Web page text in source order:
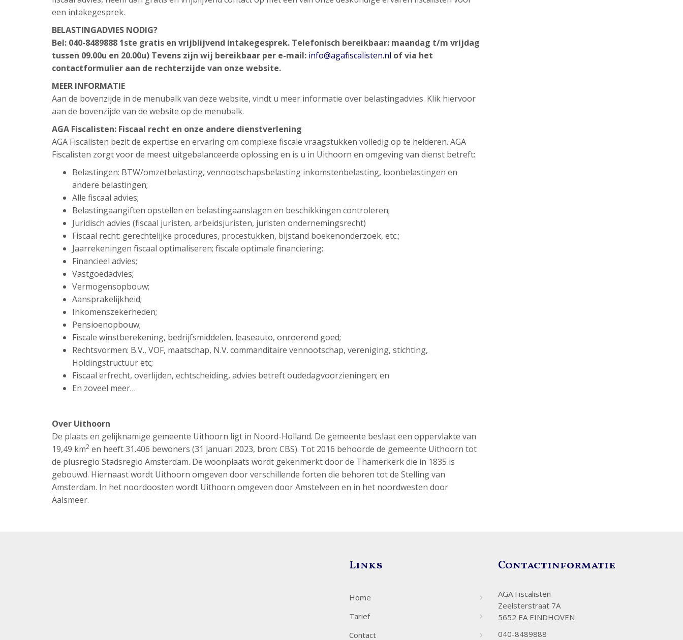
een intakegesprek.
BELASTINGADVIES NODIG?
Bel: 040-8489888 1ste gratis en vrijblijvend intakegesprek. Telefonisch bereikbaar: maandag t/m vrijdag
tussen 09.00u en 20.00u) Tevens zijn wij bereikbaar per e-mail: info@agafiscalisten.nl of via het
contactformulier aan de rechterzijde van onze website.
MEER INFORMATIE
Aan de bovenzijde in de menubalk van deze website, vindt u meer informatie over belastingadvies. Klik hiervoor
aan de bovenzijde van de website op de menubalk.
AGA Fiscalisten: Fiscaal recht en onze andere dienstverlening
AGA Fiscalisten bezit de expertise en ervaring om complexe fiscale vraagstukken volledig op te helderen. AGA
Fiscalisten zorgt voor de meest uitgebalanceerde oplossing en is u in Uithoorn en omgeving van dienst betreft:
Belastingen: BTW/omzetbelasting, vennootschapsbelasting inkomstenbelasting, loonbelastingen en
andere belastingen;
Alle fiscaal advies;
Belastingaangiften opstellen en belastingaanslagen en beschikkingen controleren;
Juridisch advies (fiscaal juristen, arbeidsjuristen, juristen ondernemingsrecht)
Fiscaal recht: gerechtelijke procedures, procestukken, bijstand boekenonderzoek, etc.;
Jaarrekeningen fiscaal optimaliseren; fiscale optimale financiering;
Financieel advies;
Vastgoedadvies;
Vermogensopbouw;
Aansprakelijkheid;
Inkomenszekerheden;
Pensioenopbouw;
Fiscale winstberekening, bedrijfsmiddelen, leaseauto, onroerend goed;
Rechtsvormen: B.V., VOF, maatschap, N.V. commanditaire vennootschap, vereniging, stichting,
Holdingstructuur etc;
Fiscaal erfrecht, overlijden, echtscheiding, advies betreft oudedagvoorzieningen; en
En zoveel meer…
Over Uithoorn
De plaats en gelijknamige gemeente Uithoorn ligt in Noord-Holland. De gemeente beslaat een oppervlakte van
19,49 km2 en heeft 31.406 bewoners (31 januari 2023, bron: CBS). Tot 2016 behoorde de gemeente Uithoorn tot
de plusregio Stadsregio Amsterdam. De woonplaats wordt gekenmerkt door de Thamerkerk die in 1835 is
gebouwd. Hiernaast wordt Uithoorn omgeven door verschillende forten die behoren tot de Stelling van
Amsterdam. In het noordoosten wordt Uithoorn omgeven door Amstelveen en in het noordwesten door
Aalsmeer.
Links
Home
Tarief
Contact
Contactinformatie
AGA Fiscalisten
Zeelsterstraat 7A
5652 EA EINDHOVEN
040-8489888